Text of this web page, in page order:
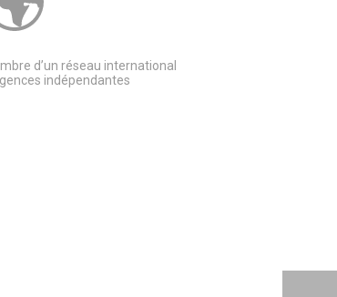
d’un réseau international
indépendantes